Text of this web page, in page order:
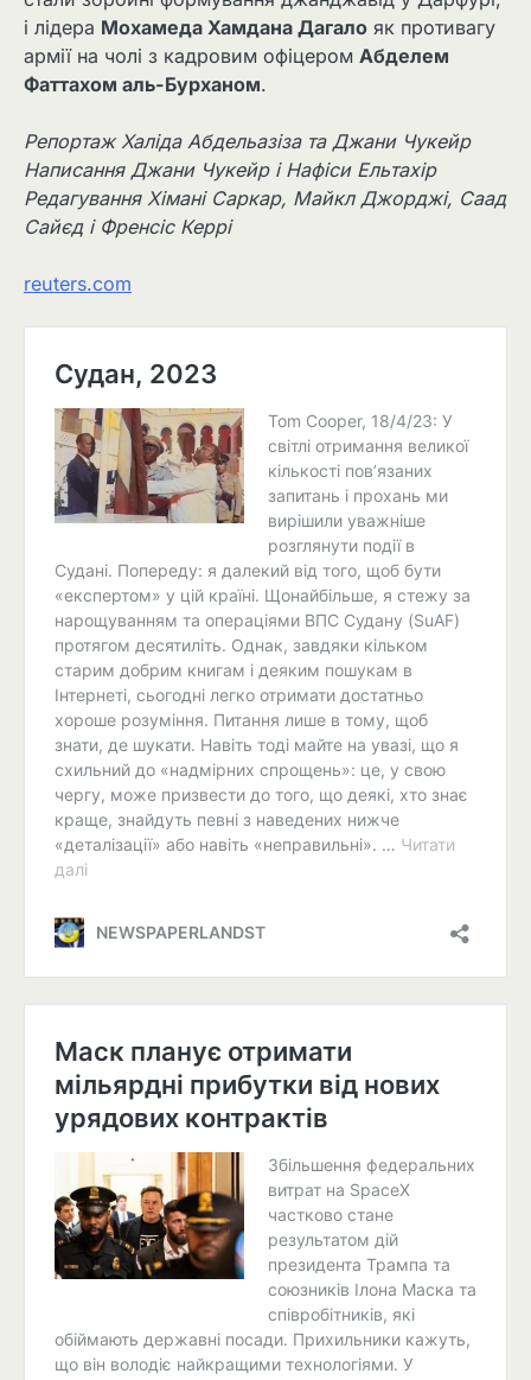
і лідера Мохамеда Хамдана Дагало як противагу
армії на чолі з кадровим офіцером Абделем
Фаттахом аль-Бурханом.
Репортаж Халіда Абдельазіза та Джани Чукейр
Написання Джани Чукейр і Нафіси Ельтахір
Редагування Хімані Саркар, Майкл Джорджі, Саад
Сайєд і Френсіс Керрі
reuters.com